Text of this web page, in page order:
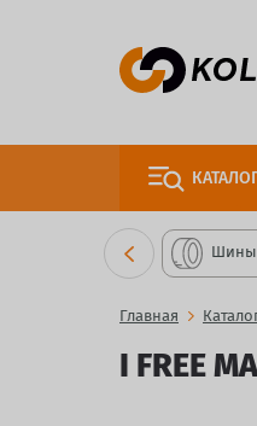
Шины
Главная
I FREE